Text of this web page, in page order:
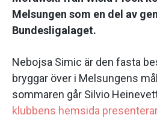
Melsungen som en del av
Bundesligalaget.
Nebojsa Simic är den fasta
bryggar över i Melsungens
sommaren går Silvio
klubbens hemsida